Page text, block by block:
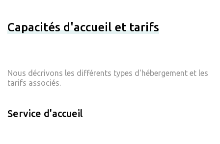
Capacités d'accueil et tarifs
Nous décrivons les différents types d'hébergement et les
tarifs associés.
Service d'accueil